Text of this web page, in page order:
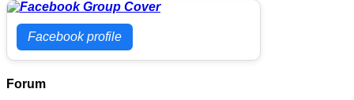
Facebook profile
Forum